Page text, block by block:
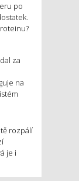
po
za
na
rozpálí
je i